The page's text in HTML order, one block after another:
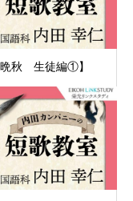
晩秋 生徒編①】